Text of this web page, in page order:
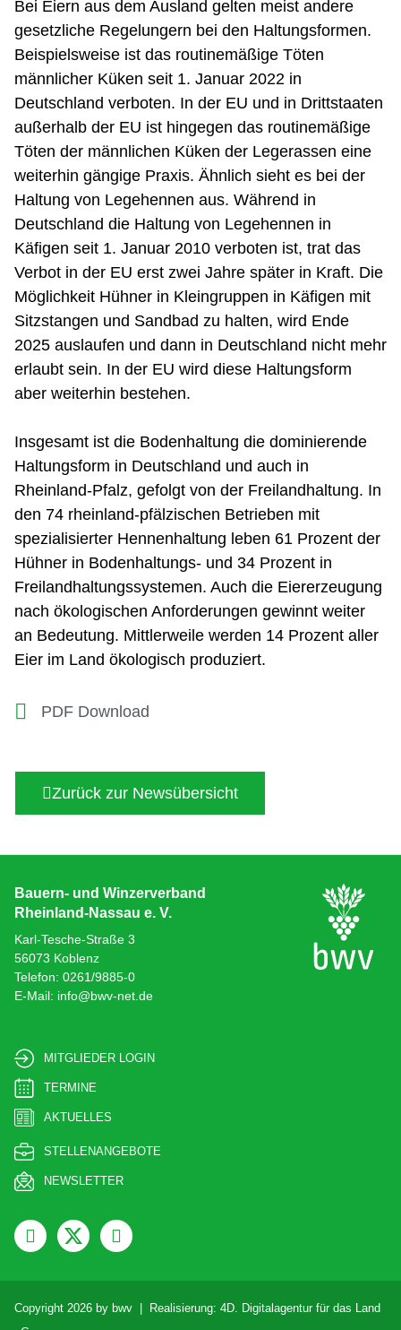
Bei Eiern aus dem Ausland gelten meist andere
gesetzliche Regelungern bei den Haltungsformen.
Beispielsweise ist das routinemäßige Töten
männlicher Küken seit 1. Januar 2022 in
Deutschland verboten. In der EU und in Drittstaaten
außerhalb der EU ist hingegen das routinemäßige
Töten der männlichen Küken der Legerassen eine
weiterhin gängige Praxis. Ähnlich sieht es bei der
Haltung von Legehennen aus. Während in
Deutschland die Haltung von Legehennen in
Käfigen seit 1. Januar 2010 verboten ist, trat das
Verbot in der EU erst zwei Jahre später in Kraft. Die
Möglichkeit Hühner in Kleingruppen in Käfigen mit
Sitzstangen und Sandbad zu halten, wird Ende
2025 auslaufen und dann in Deutschland nicht mehr
erlaubt sein. In der EU wird diese Haltungsform
aber weiterhin bestehen.
Insgesamt ist die Bodenhaltung die dominierende
Haltungsform in Deutschland und auch in
Rheinland-Pfalz, gefolgt von der Freilandhaltung. In
den 74 rheinland-pfälzischen Betrieben mit
spezialisierter Hennenhaltung leben 61 Prozent der
Hühner in Bodenhaltungs- und 34 Prozent in
Freilandhaltungssystemen. Auch die Eiererzeugung
nach ökologischen Anforderungen gewinnt weiter
an Bedeutung. Mittlerweile werden 14 Prozent aller
Eier im Land ökologisch produziert.
PDF Download
Zurück zur Newsübersicht
Bauern- und Winzerverband
Rheinland-Nassau e. V.
Karl-Tesche-Straße 3
56073 Koblenz
Telefon: 0261/9885-0
E-Mail: info@bwv-net.de
MITGLIEDER LOGIN
TERMINE
AKTUELLES
STELLENANGEBOTE
NEWSLETTER
Copyright 2026 by bwv | Realisierung: 4D. Digitalagentur für das Land